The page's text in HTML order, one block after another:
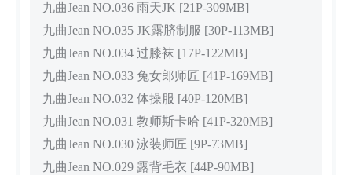
九曲Jean NO.036 雨天JK [21P-309MB]
九曲Jean NO.035 JK露脐制服 [30P-113MB]
九曲Jean NO.034 过膝袜 [17P-122MB]
九曲Jean NO.033 兔女郎师匠 [41P-169MB]
九曲Jean NO.032 体操服 [40P-120MB]
九曲Jean NO.031 教师斯卡哈 [41P-320MB]
九曲Jean NO.030 泳装师匠 [9P-73MB]
九曲Jean NO.029 露背毛衣 [44P-90MB]